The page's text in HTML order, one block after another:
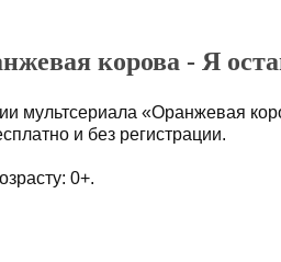
корова - Я
мультсериала «Оранжевая
и без регистрации.
0+.